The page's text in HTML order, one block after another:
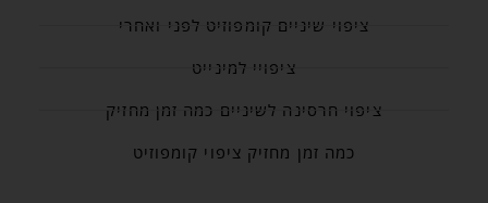
ציפוי שיניים קומפוזיט לפני ואחרי
ציפויי למינייט
ציפוי חרסינה לשיניים כמה זמן מחזיק
כמה זמן מחזיק ציפוי קומפוזיט